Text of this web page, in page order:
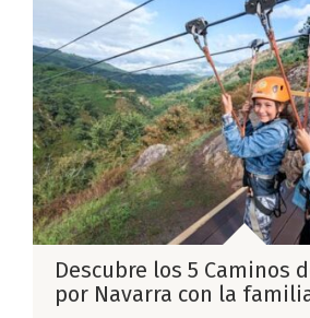
Descubre los 5 Caminos
por Navarra con la